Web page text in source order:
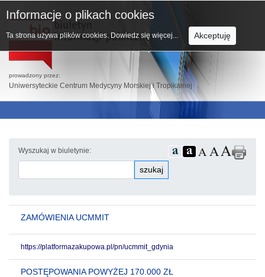
prowadzony przez:
Uniwersyteckie Centrum Medycyny Morskiej i Tropikalnej
Wyszukaj w biuletynie:
szukaj
ZAMÓWIENIA UCMMIT
https://platformazakupowa.pl/pn/ucmmit_gdynia
POSTĘPOWANIA POWYŻEJ 170.000 ZŁ
Informacje o plikach cookies
Ta strona używa plików cookies. Dowiedz się więcej... Akceptuję